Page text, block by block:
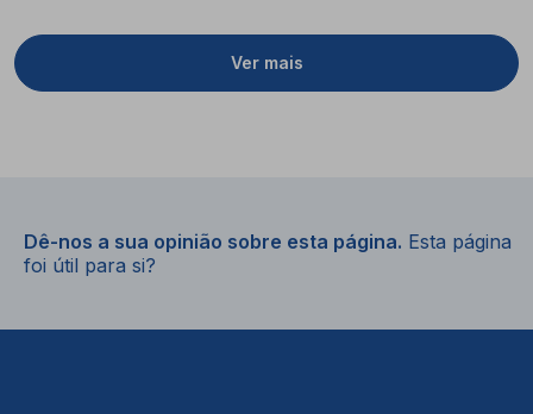
Ver mais
Dê-nos a sua opinião sobre esta página. Esta página
foi útil para si?